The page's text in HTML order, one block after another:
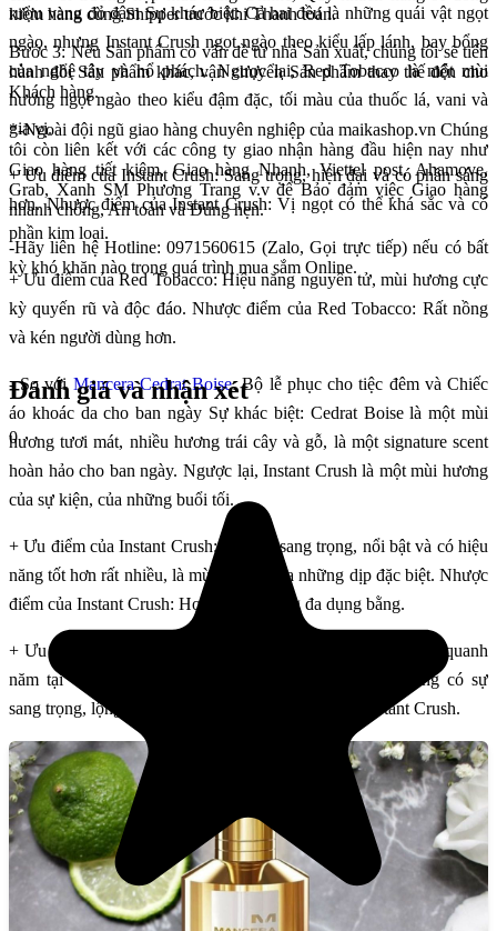
rượu vang đỏ đậm Sự khác biệt: Cả hai đều là những quái vật ngọt
ngào, nhưng Instant Crush ngọt ngào theo kiểu lấp lánh, bay bổng
của nghệ tây và hổ phách. Ngược lại, Red Tobacco là một mùi
hương ngọt ngào theo kiểu đậm đặc, tối màu của thuốc lá, vani và
gia vị.
+ Ưu điểm của Instant Crush: Sang trọng, hiện đại và có phần sáng
hơn. Nhược điểm của Instant Crush: Vị ngọt có thể khá sắc và có
phần kim loại.
+ Ưu điểm của Red Tobacco: Hiệu năng nguyên tử, mùi hương cực
kỳ quyến rũ và độc đáo. Nhược điểm của Red Tobacco: Rất nồng
và kén người dùng hơn.
- So với Mancera Cedrat Boise: Bộ lễ phục cho tiệc đêm và Chiếc
áo khoác da cho ban ngày Sự khác biệt: Cedrat Boise là một mùi
hương tươi mát, nhiều hương trái cây và gỗ, là một signature scent
hoàn hảo cho ban ngày. Ngược lại, Instant Crush là một mùi hương
của sự kiện, của những buổi tối.
+ Ưu điểm của Instant Crush: Cực kỳ sang trọng, nổi bật và có hiệu
năng tốt hơn rất nhiều, là mùi hương của những dịp đặc biệt. Nhược
điểm của Instant Crush: Hoàn toàn không đa dụng bằng.
+ Ưu điểm của Cedrat Boise: Cực kỳ đa dụng, có thể dùng quanh
năm tại Việt Nam. Nhược điểm của Cedrat Boise: Không có sự
sang trọng, lộng lẫy cho những buổi tiệc đêm như Instant Crush.
kiểm hàng cùng Shipper trước khi Thanh toán.
Bước 3: Nếu Sản phẩm có vấn đề từ nhà Sản xuất, chúng tôi sẽ tiến
hành đổi Sản phẩm khác, vận chuyển Sản phẩm thay thế đến cho
Khách hàng.
*-Ngoài đội ngũ giao hàng chuyên nghiệp của maikashop.vn Chúng
tôi còn liên kết với các công ty giao nhận hàng đầu hiện nay như
Giao hàng tiết kiệm, Giao hàng Nhanh, Viettel post, Ahamove,
Grab, Xanh SM Phương Trang v.v để Bảo đảm việc Giao hàng
nhanh chóng, An toàn và Đúng hẹn.
-Hãy liên hệ Hotline: 0971560615 (Zalo, Gọi trực tiếp) nếu có bất
kỳ khó khăn nào trong quá trình mua sắm Online.
Đánh giá và nhận xét
0